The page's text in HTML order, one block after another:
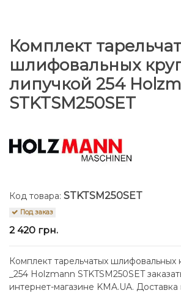
Комплект
шлифовальных
липучкой 254
STKTSM250SET
Код товара: STKTSM250SET
Под заказ
2 420 грн.
Комплект тарельчатых шлифовальных
_254 Holzmann STKTSM250SET
интернет-магазине KMA.UA.